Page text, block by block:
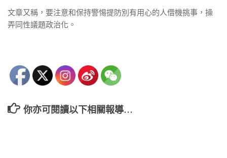
文章又稱，要注意和保持警惕提防別有用心的人借機挑事，操
弄同性議題政治化。
你亦可閱讀以下相關報導…